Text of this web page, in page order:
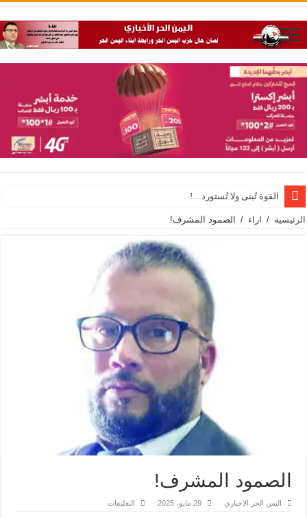
القوة تُبنى ولا تُستورد…!
الرئيسية / اراء / الصمود المشرف!
الصمود المشرف!
اليمن الحر الاخباري 29 مايو، 2025 التعليقات